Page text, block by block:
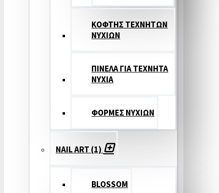
ΚΟΦΤΗΣ ΤΕΧΝΗΤΩΝ
ΝΥΧΙΩΝ
ΠΙΝΕΛΑ ΓΙΑ ΤΕΧΝΗΤΑ
ΝΥΧΙΑ
ΦΟΡΜΕΣ ΝΥΧΙΩΝ
NAIL ART (1)
BLOSSOM